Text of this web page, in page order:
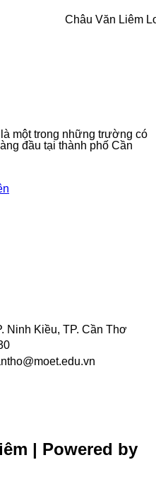
một trong những trường có
đầu tại thành phố Cần
Ninh Kiều, TP. Cần Thơ
| Powered by